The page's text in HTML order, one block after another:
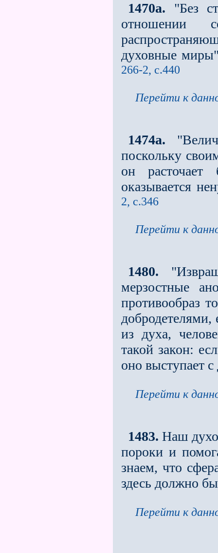
1470a. "Без
отношении
духовные
266-2, с.440
Перейти к
1474a.
поскольку
он
оказывается
2, с.346
Перейти к
1480.
мерзостные
противообраз
из духа,
такой закон:
оно выступает с
Перейти к
1483. Наш
пороки и
знаем, что
здесь должно
Перейти к